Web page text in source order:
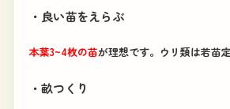
・良い苗をえらぶ
本葉3~4枚の苗が理想です。ウリ類は若苗
・畝つくり